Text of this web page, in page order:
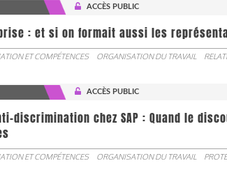
ACCÈS PUBLIC
: et si on formait aussi les
ET COMPÉTENCES ORGANISATION DU TRAVAIL
ACCÈS PUBLIC
discrimination chez SAP : Quand le
ET COMPÉTENCES ORGANISATION DU TRAVAIL